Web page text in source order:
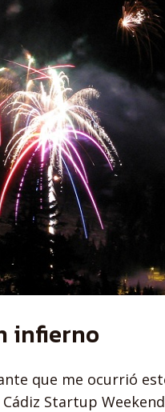
infierno
que me ocurrió
Startup